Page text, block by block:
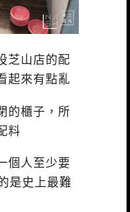
芝山店的配
起來有點亂
的櫃子，所
料
個人至少要
是史上最難